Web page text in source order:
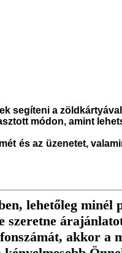
segíteni a
módon, amint
és az üzenetet,
lehetőleg minél
akkor a